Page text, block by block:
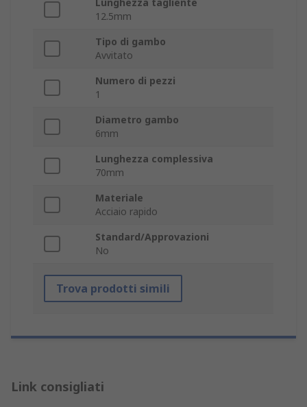
Lunghezza tagliente
12.5mm
Tipo di gambo
Avvitato
Numero di pezzi
1
Diametro gambo
6mm
Lunghezza complessiva
70mm
Materiale
Acciaio rapido
Standard/Approvazioni
No
Trova prodotti simili
Link consigliati